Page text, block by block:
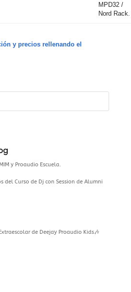
MPD32 /
Nord Rack.
y precios rellenando el
y Proaudio Escuela.
del Curso de Dj con Session de Alumni
de Deejay Proaudio Kids🎶